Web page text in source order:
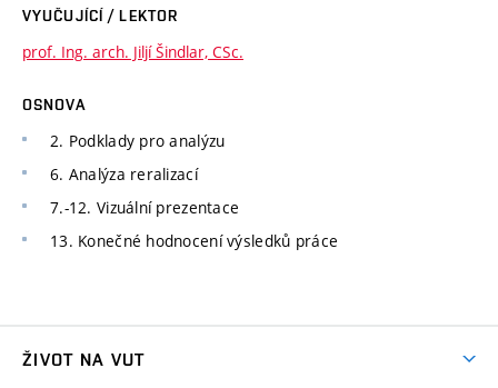
VYUČUJÍCÍ / LEKTOR
prof. Ing. arch. Jiljí Šindlar, CSc.
OSNOVA
2. Podklady pro analýzu
6. Analýza reralizací
7.-12. Vizuální prezentace
13. Konečné hodnocení výsledků práce
ŽIVOT NA VUT